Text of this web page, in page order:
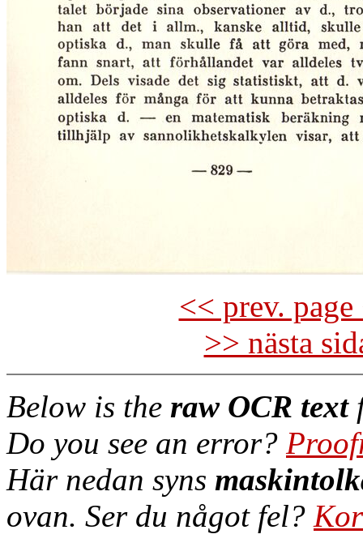
<< prev.
>> nästa
Below is the raw OCR text
Do you see an error?
Här nedan syns
ovan. Ser du något fel?